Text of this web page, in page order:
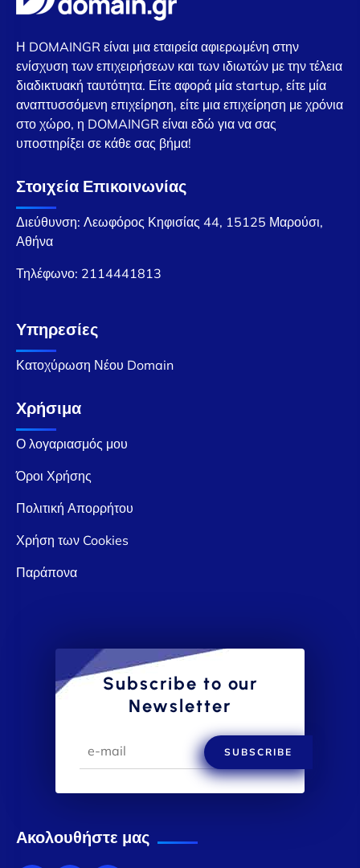
Η DOMAINGR είναι μια εταιρεία αφιερωμένη στην
ενίσχυση των επιχειρήσεων και των ιδιωτών με την τέλεια
διαδικτυακή ταυτότητα. Είτε αφορά μία startup, είτε μία
αναπτυσσόμενη επιχείρηση, είτε μια επιχείρηση με χρόνια
στο χώρο, η DOMAINGR είναι εδώ για να σας
υποστηρίξει σε κάθε σας βήμα!
Στοιχεία Επικοινωνίας
Διεύθυνση: Λεωφόρος Κηφισίας 44, 15125 Μαρούσι,
Αθήνα
Τηλέφωνο: 2114441813
Υπηρεσίες
Κατοχύρωση Νέου Domain
Χρήσιμα
Ο λογαριασμός μου
Όροι Χρήσης
Πολιτική Απορρήτου
Χρήση των Cookies
Παράπονα
Subscribe to our
Newsletter
SUBSCRIBE
Ακολουθήστε μας